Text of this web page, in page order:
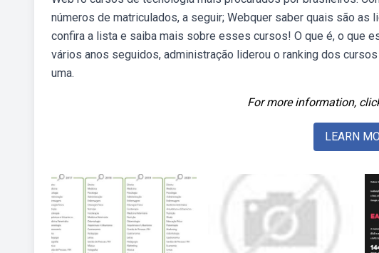
números de matriculados, a seguir; Webquer saber quais são as
confira a lista e saiba mais sobre esses cursos! O que é, o que
vários anos seguidos, administração liderou o ranking dos
uma.
For more information,
LEARN